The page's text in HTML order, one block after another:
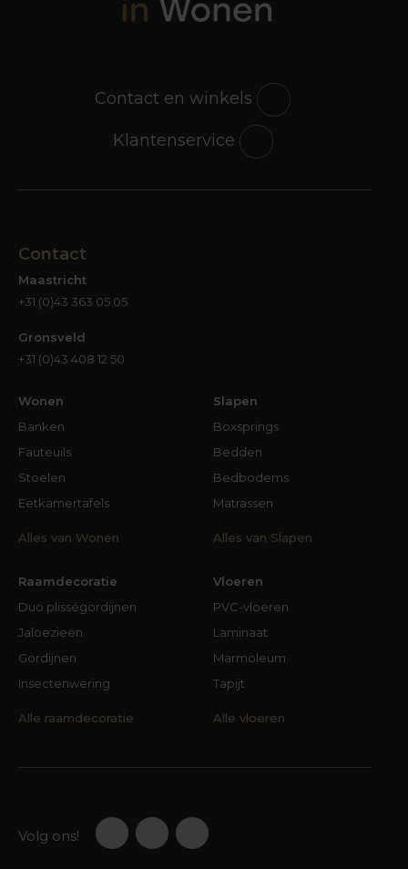
Contact en winkels
Klantenservice
Contact
Maastricht
+31 (0)43 363 05 05
Gronsveld
+31 (0)43 408 12 50
Wonen
Banken
Fauteuils
Stoelen
Eetkamertafels
Alles van Wonen
Slapen
Boxsprings
Bedden
Bedbodems
Matrassen
Alles van Slapen
Raamdecoratie
Duo plisségordijnen
Jaloezieën
Gordijnen
Insectenwering
Alle raamdecoratie
Vloeren
PVC-vloeren
Laminaat
Marmoleum
Tapijt
Alle vloeren
Volg ons!